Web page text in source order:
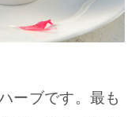
ーブです。最も